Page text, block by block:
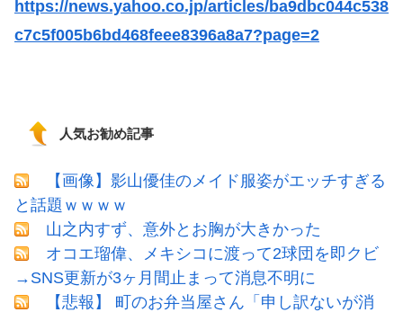
https://news.yahoo.co.jp/articles/ba9dbc044c538
c7c5f005b6bd468feee8396a8a7?page=2
人気お勧め記事
【画像】影山優佳のメイド服姿がエッチすぎる
と話題ｗｗｗｗ
山之内すず、意外とお胸が大きかった
オコエ瑠偉、メキシコに渡って2球団を即クビ
→SNS更新が3ヶ月間止まって消息不明に
【悲報】 町のお弁当屋さん「申し訳ないが消